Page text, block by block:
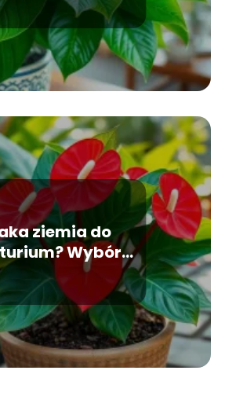
ziemia do
Wybór
mieszanki dla
rośliny